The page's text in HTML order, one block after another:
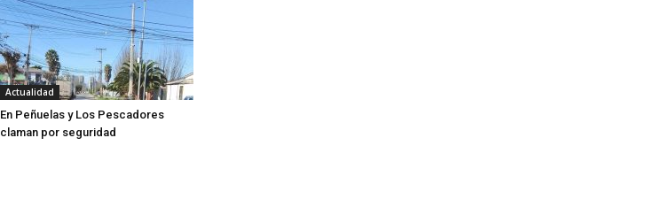
Actualidad
En Peñuelas y Los Pescadores
claman por seguridad